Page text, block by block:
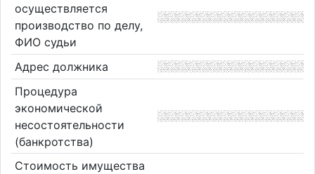
осуществляется
производство по делу,
ФИО судьи
Адрес должника
Процедура
экономической
несостоятельности
(банкротства)
Стоимость имущества